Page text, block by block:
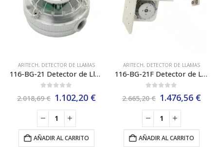
ARITECH, DETECTOR DE LLAMAS
116-BG-21 Detector de Llama IR Dual Aritech
2.018,69€ El
precio
original
era:
2.018,69 €.
1.102,20 €El
1.102,20 €.
AÑADIR AL CARRITO
ARITECH, DETECTOR DE LLAMAS
116-BG-21F Detector de Llama IR Dual + Soporte Mecánico Aritech
2.665,20€ El
precio
original
era:
2.665,20 €.
1.476,56 €El
AÑADIR AL CARRITO